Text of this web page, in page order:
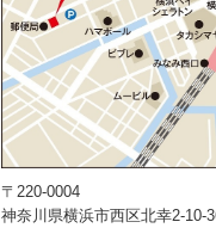
〒220-0004
神奈川県横浜市西区北幸2-10-